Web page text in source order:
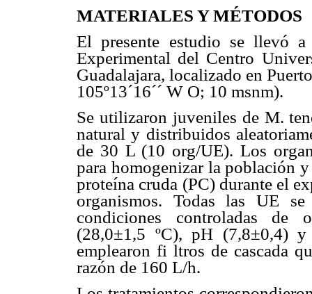
MATERIALES Y MÉTODOS
El presente estudio se llevó
Experimental del Centro
Guadalajara, localizado en
105º13´16´´ W O; 10 msnm).
Se utilizaron juveniles de M.
natural y distribuidos
de 30 L (10 org/UE). Los
para homogenizar la población
proteína cruda (PC) durante el
organismos. Todas las UE
condiciones controladas de
(28,0±1,5 ºC), pH (7,8±0,4)
emplearon fi ltros de cascada
razón de 160 L/h.